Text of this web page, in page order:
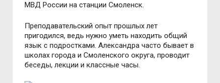
МВД России на станции Смоленск.
Преподавательский опыт прошлых лет
пригодился, ведь нужно уметь находить общий
язык с подростками. Александра часто бывает в
школах города и Смоленского округа, проводит
беседы, лекции и классные часы.